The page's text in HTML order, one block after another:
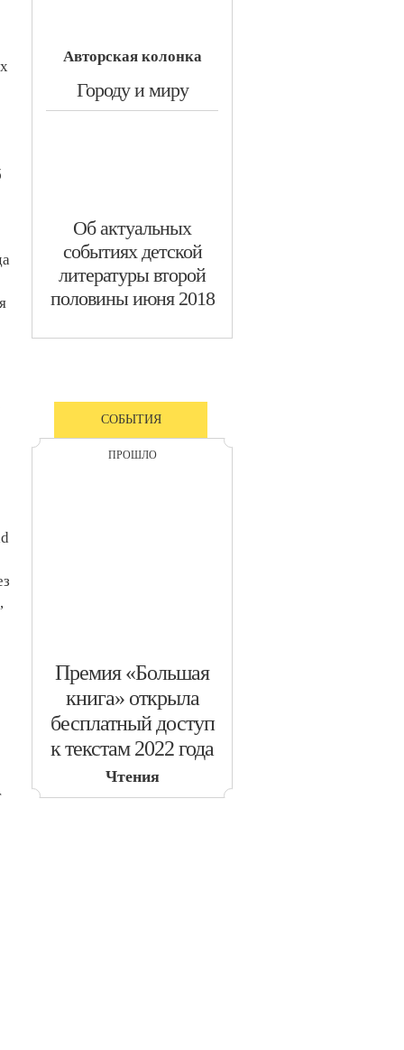
Авторская колонка
​Городу и миру
​Об актуальных
событиях детской
литературы второй
половины июня 2018
СОБЫТИЯ
ПРОШЛО
​Премия «Большая
книга» открыла
бесплатный доступ
к текстам 2022 года
Чтения